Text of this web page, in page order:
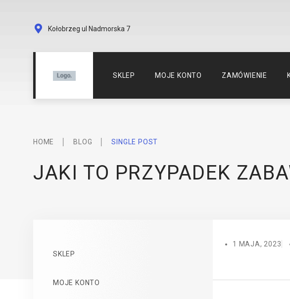
Kołobrzeg ul Nadmorska 7
SKLEP MOJE KONTO ZAMÓWIENIE
HOME BLOG SINGLE POST
JAKI TO PRZYPADEK
SKLEP
MOJE KONTO
1 MAJA, 2023